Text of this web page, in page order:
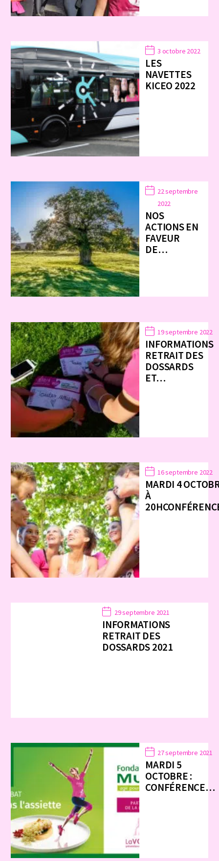
3 octobre 2022
LES
NAVETTES
KICEO 2022
22 septembre
2022
NOS
ACTIONS EN
FAVEUR
DE…
19 septembre 2022
INFORMATIONS
RETRAIT DES
DOSSARDS
ET…
16 septembre 2022
MARDI 4
À
29 septembre 2021
INFORMATIONS
RETRAIT DES
DOSSARDS 2021
27 septembre 2021
MARDI 5
OCTOBRE :
CONFÉRENCE…